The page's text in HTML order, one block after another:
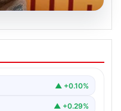
Medya
Yükseltti
belirsizlikler nedeniyle
▲ +0.10%
▲ +0.29%